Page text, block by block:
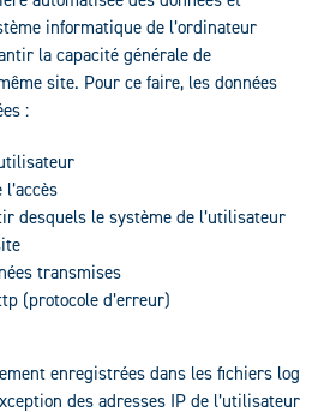
informatique de l’ordinateur
la capacité générale de
site. Pour ce faire, les données
:
desquels le système de l’utilisateur
transmises
(protocole d’erreur)
enregistrées dans les fichiers log
des adresses IP de l’utilisateur